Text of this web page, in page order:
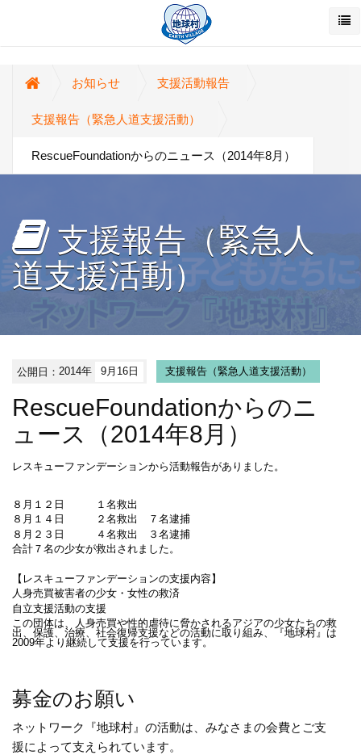
お知らせ 支援活動報告
支援報告（緊急人道支援活動）
RescueFoundationからのニュース（2014年8月）
支援報告（緊急人
道支援活動）
公開日：2014年 9月16日 支援報告（緊急人道支援活動）
RescueFoundationからのニ
ュース（2014年8月）
レスキューファンデーションから活動報告がありました。
８月１２日 １名救出
８月１４日 ２名救出
７名逮捕
８月２３日 ４名救出 ３名逮捕
合計７名の少女が救出されました。
【レスキューファンデーションの支援内容】
人身売買被害者の少女・女性の救済
自立支援活動の支援
この団体は、人身売買や性的虐待に脅かされるアジアの少女たちの救
出、保護、治療、社会復帰支援などの活動に取り組み、『地球村』は
2009年より継続して支援を行っています。
募金のお願い
ネットワーク『地球村』の活動は、みなさまの会費とご支
援によって支えられています。